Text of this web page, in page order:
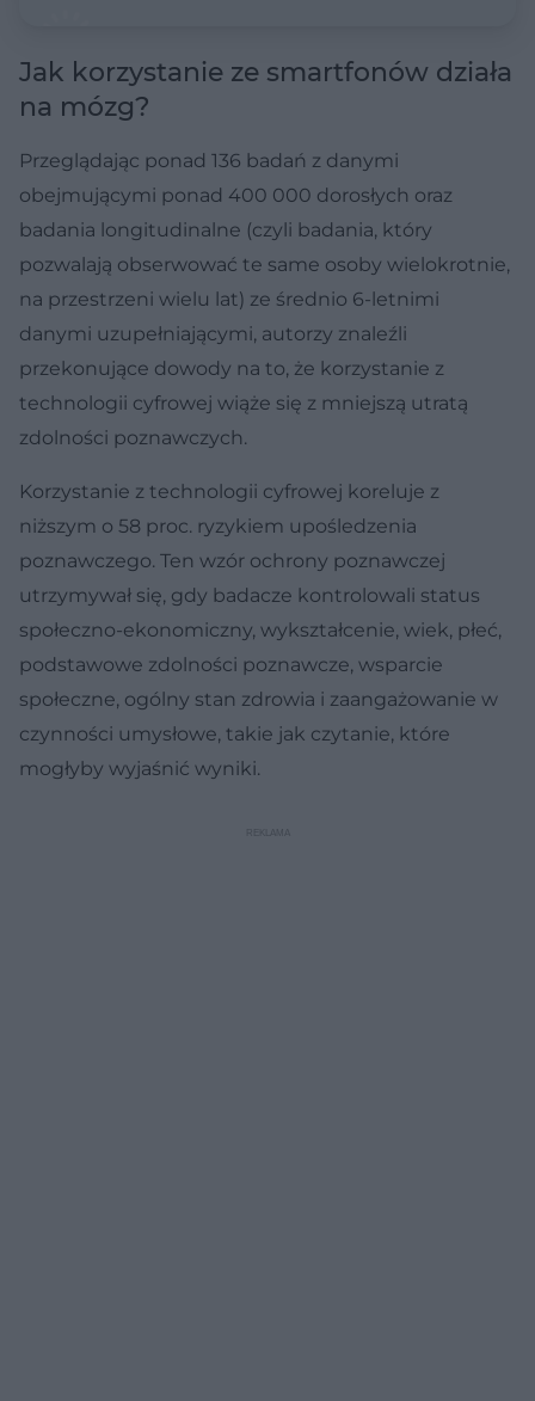
Jak korzystanie ze smartfonów działa
na mózg?
Przeglądając ponad 136 badań z danymi
obejmującymi ponad 400 000 dorosłych oraz
badania longitudinalne (czyli badania, który
pozwalają obserwować te same osoby wielokrotnie,
na przestrzeni wielu lat) ze średnio 6-letnimi
danymi uzupełniającymi, autorzy znaleźli
przekonujące dowody na to, że korzystanie z
technologii cyfrowej wiąże się z mniejszą utratą
zdolności poznawczych.
Korzystanie z technologii cyfrowej koreluje z
niższym o 58 proc. ryzykiem upośledzenia
poznawczego. Ten wzór ochrony poznawczej
utrzymywał się, gdy badacze kontrolowali status
społeczno-ekonomiczny, wykształcenie, wiek, płeć,
podstawowe zdolności poznawcze, wsparcie
społeczne, ogólny stan zdrowia i zaangażowanie w
czynności umysłowe, takie jak czytanie, które
mogłyby wyjaśnić wyniki.